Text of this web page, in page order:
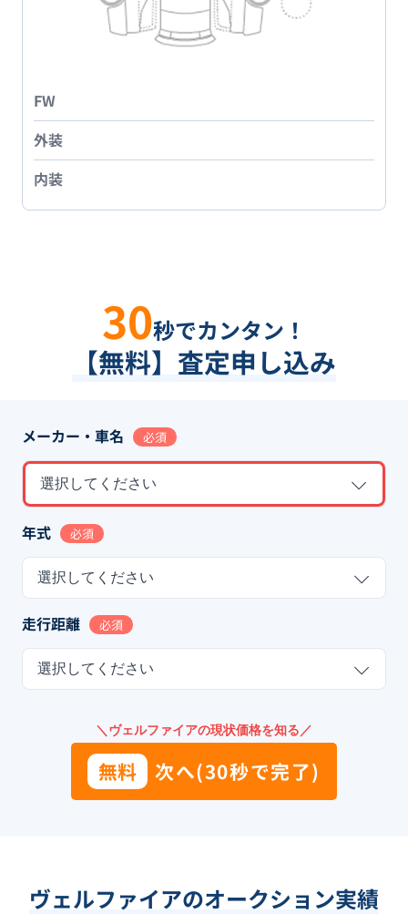
FW
外装
内装
30秒でカンタン！
【無料】査定申し込み
メーカー・車名 必須
選択してください
年式 必須
選択してください
走行距離 必須
選択してください
＼ヴェルファイアの現状価格を知る／
無料 次へ(30秒で完了)
ヴェルファイアのオークション実績